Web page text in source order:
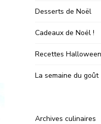
Desserts de Noël
Cadeaux de Noël !
Recettes Halloween
La semaine du goût
Archives culinaires